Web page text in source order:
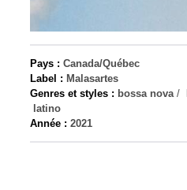
Pays : Canada/Québec
Label : Malasartes
Genres et styles : bossa nova/
latino
Année : 2021